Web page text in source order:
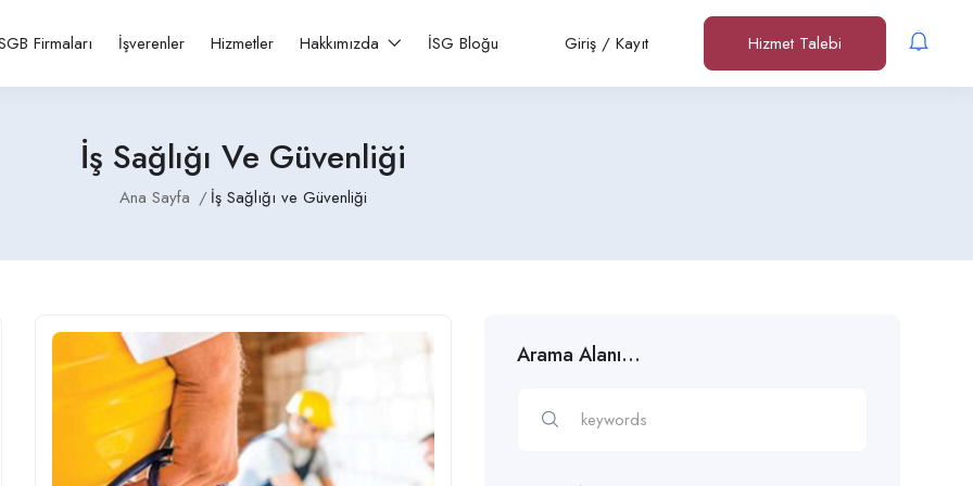
Firmaları İşverenler Hizmetler Hakkımızda İSG Bloğu Giriş / Kayıt Hizmet Talebi
İş Sağlığı Ve Güvenliği
Ana Sayfa İş Sağlığı ve Güvenliği
Arama Alanı…